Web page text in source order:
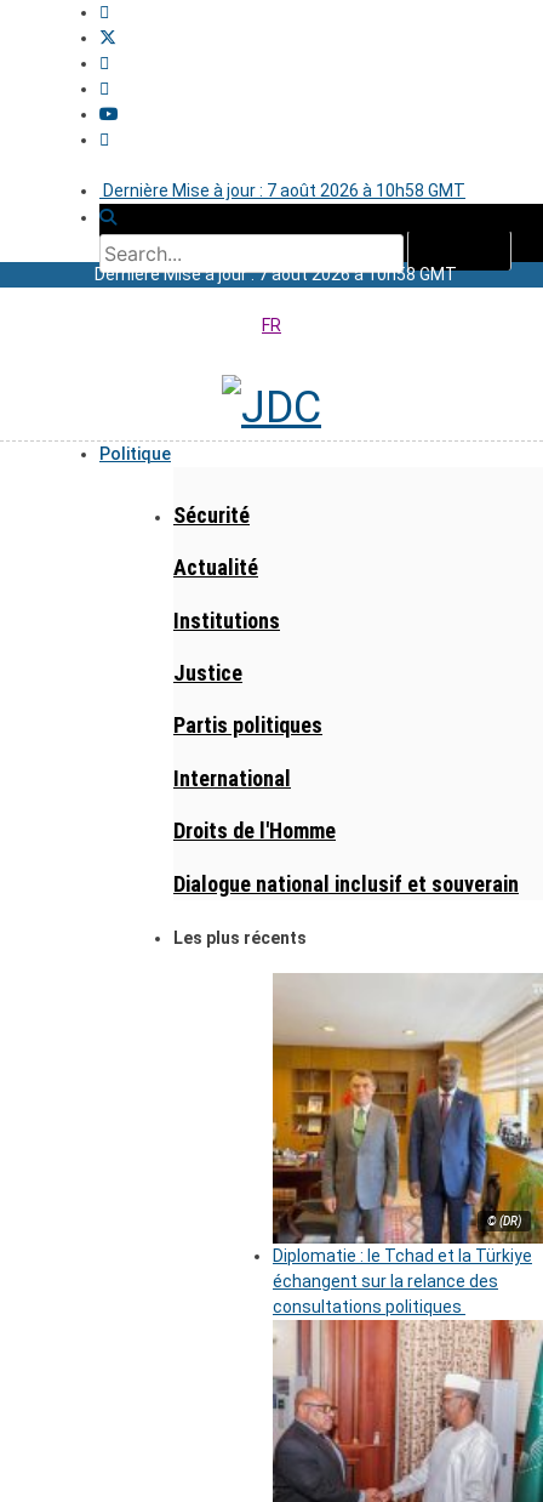
Dernière Mise à jour : 7 août 2026 à 10h58 GMT
Dernière Mise à jour : 7 août 2026 à 10h58 GMT
FR
Politique
Sécurité
Actualité
Institutions
Justice
Partis politiques
International
Droits de l'Homme
Dialogue national inclusif et souverain
Les plus récents
© (DR)
Diplomatie : le Tchad et la Türkiye
échangent sur la relance des
consultations politiques